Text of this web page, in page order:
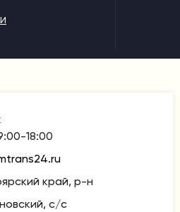
18:00
край, р-н
с/с